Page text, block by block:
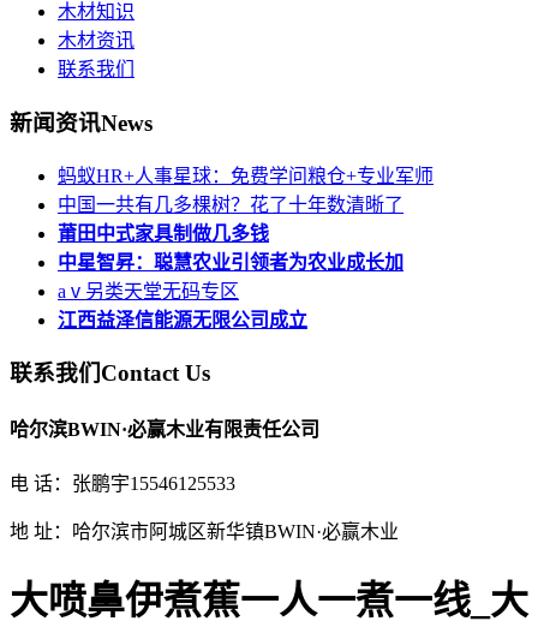
木材知识
木材资讯
联系我们
新闻资讯News
蚂蚁HR+人事星球：免费学问粮仓+专业军师
中国一共有几多棵树？花了十年数清晰了
莆田中式家具制做几多钱
中星智昇：聪慧农业引领者为农业成长加
aⅴ另类天堂无码专区
江西益泽信能源无限公司成立
联系我们Contact Us
哈尔滨BWIN·必赢木业有限责任公司
电 话：张鹏宇15546125533
地 址：哈尔滨市阿城区新华镇BWIN·必赢木业
大喷鼻伊煮蕉一人一煮一线_大